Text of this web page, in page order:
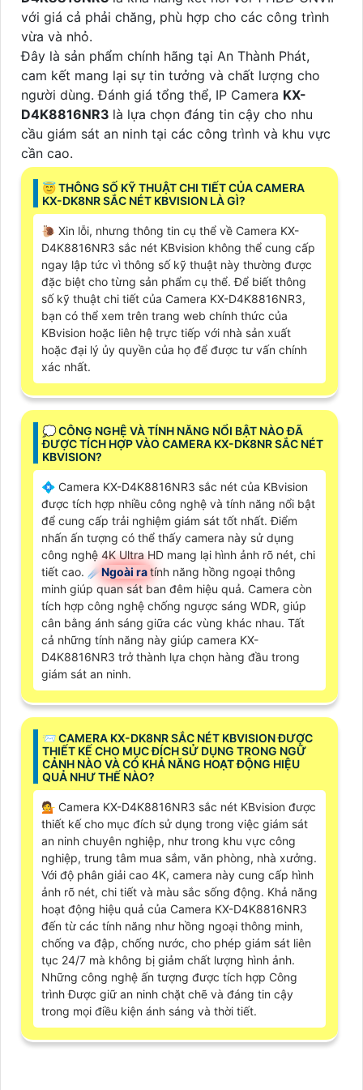
với giá cả phải chăng, phù hợp cho các công trình
vừa và nhỏ.
Đây là sản phẩm chính hãng tại An Thành Phát,
cam kết mang lại sự tin tưởng và chất lượng cho
người dùng. Đánh giá tổng thể, IP Camera KX-
D4K8816NR3 là lựa chọn đáng tin cậy cho nhu
cầu giám sát an ninh tại các công trình và khu vực
cần cao.
😇 THÔNG SỐ KỸ THUẬT CHI TIẾT CỦA CAMERA
KX-DK8NR SẮC NÉT KBVISION LÀ GÌ?
🐌 Xin lỗi, nhưng thông tin cụ thể về Camera KX-
D4K8816NR3 sắc nét KBvision không thể cung cấp
ngay lập tức vì thông số kỹ thuật này thường được
đặc biệt cho từng sản phẩm cụ thể. Để biết thông
số kỹ thuật chi tiết của Camera KX-D4K8816NR3,
bạn có thể xem trên trang web chính thức của
KBvision hoặc liên hệ trực tiếp với nhà sản xuất
hoặc đại lý ủy quyền của họ để được tư vấn chính
xác nhất.
️💭 CÔNG NGHỆ VÀ TÍNH NĂNG NỔI BẬT NÀO ĐÃ
ĐƯỢC TÍCH HỢP VÀO CAMERA KX-DK8NR SẮC NÉT
KBVISION?
💠 Camera KX-D4K8816NR3 sắc nét của KBvision
được tích hợp nhiều công nghệ và tính năng nổi bật
để cung cấp trải nghiệm giám sát tốt nhất. Điểm
nhấn ấn tượng có thể thấy camera này sử dụng
công nghệ 4K Ultra HD mang lại hình ảnh rõ nét, chi
tiết cao. ☄️ Ngoài ratính năng hồng ngoại thông
minh giúp quan sát ban đêm hiệu quả. Camera còn
tích hợp công nghệ chống ngược sáng WDR, giúp
cân bằng ánh sáng giữa các vùng khác nhau. Tất
cả những tính năng này giúp camera KX-
D4K8816NR3 trở thành lựa chọn hàng đầu trong
giám sát an ninh.
📨 CAMERA KX-DK8NR SẮC NÉT KBVISION ĐƯỢC
THIẾT KẾ CHO MỤC ĐÍCH SỬ DỤNG TRONG NGỮ
CẢNH NÀO VÀ CÓ KHẢ NĂNG HOẠT ĐỘNG HIỆU
QUẢ NHƯ THẾ NÀO?
💁 Camera KX-D4K8816NR3 sắc nét KBvision được
thiết kế cho mục đích sử dụng trong việc giám sát
an ninh chuyên nghiệp, như trong khu vực công
nghiệp, trung tâm mua sắm, văn phòng, nhà xưởng.
Với độ phân giải cao 4K, camera này cung cấp hình
ảnh rõ nét, chi tiết và màu sắc sống động. Khả năng
hoạt động hiệu quả của Camera KX-D4K8816NR3
đến từ các tính năng như hồng ngoại thông minh,
chống va đập, chống nước, cho phép giám sát liên
tục 24/7 mà không bị giảm chất lượng hình ảnh.
Những công nghệ ấn tượng được tích hợp Công
trình Được giữ an ninh chặt chẽ và đáng tin cậy
trong mọi điều kiện ánh sáng và thời tiết.